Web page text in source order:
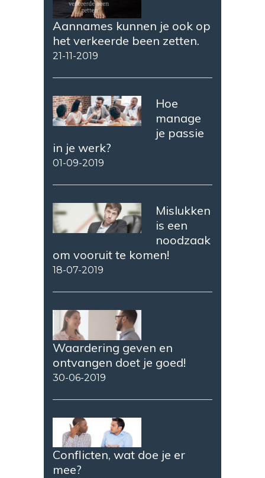
Aannames kunnen je ook op
het verkeerde been zetten.
21-11-2019
Hoe
manage
je passie
in je werk?
01-09-2019
Mislukken
is een
noodzaak
om vooruit te komen!
18-07-2019
Waardering geven en
ontvangen doet je goed!
30-06-2019
Conflicten, wat doe je er
mee?